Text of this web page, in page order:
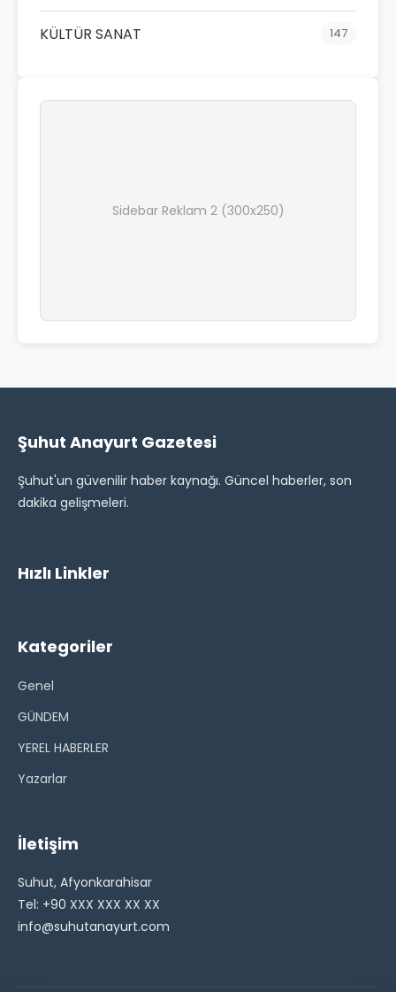
KÜLTÜR SANAT 147
Sidebar Reklam 2 (300x250)
Şuhut Anayurt Gazetesi
Şuhut'un güvenilir haber kaynağı. Güncel haberler, son
dakika gelişmeleri.
Hızlı Linkler
Kategoriler
Genel
GÜNDEM
YEREL HABERLER
Yazarlar
İletişim
Suhut, Afyonkarahisar
Tel: +90 XXX XXX XX XX
info@suhutanayurt.com